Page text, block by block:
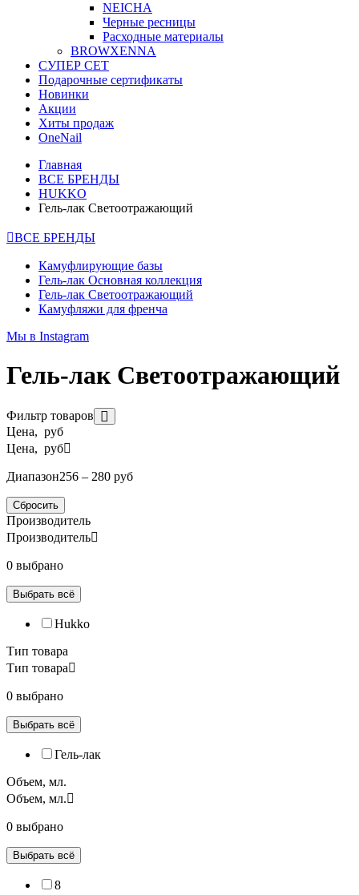
NEICHA
Черные ресницы
Расходные материалы
BROWXENNA
СУПЕР СЕТ
Подарочные сертификаты
Новинки
Акции
Хиты продаж
OneNail
Главная
ВСЕ БРЕНДЫ
HUKKO
Гель-лак Светоотражающий
ВСЕ БРЕНДЫ
Камуфлирующие базы
Гель-лак Основная коллекция
Гель-лак Светоотражающий
Камуфляжи для френча
Мы в Instagram
Гель-лак Светоотражающий
Фильтр товаров
Цена, руб
Цена, руб
Диапазон256 – 280 руб
Сбросить
Производитель
Производитель
0 выбрано
Выбрать всё
Hukko
Тип товара
Тип товара
0 выбрано
Выбрать всё
Гель-лак
Объем, мл.
Объем, мл.
0 выбрано
Выбрать всё
8